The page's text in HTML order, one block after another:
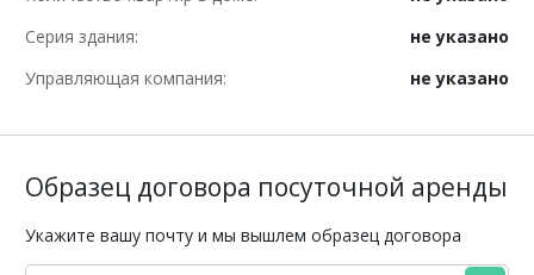
Серия здания:
не указано
Управляющая компания:
не указано
Образец договора посуточной аренды
Укажите вашу почту и мы вышлем образец договора